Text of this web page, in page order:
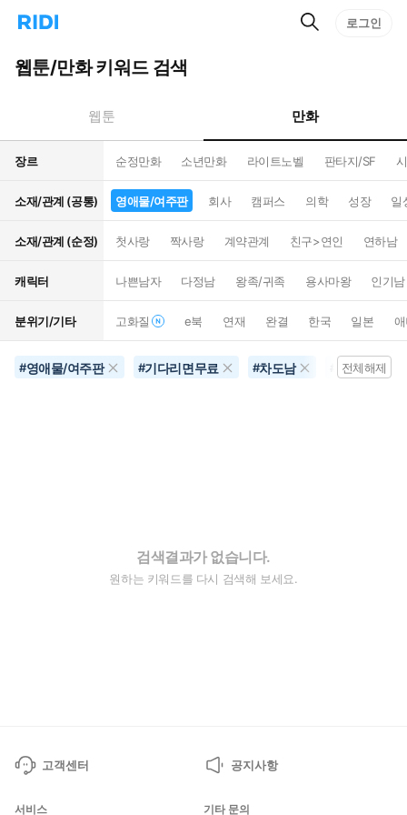
리
홈
으
턴
트
검
로그인
웹툰/만화 키워드 검색
웹툰 만화
장르 순정만화 소년만화 라이트노벨 판타지/SF
소재/관계 (공통) 영애물/여주판 회사 캠퍼스 의학 성장 일
소재/관계 (순정) 첫사랑 짝사랑 계약관계 친구>연인 연하남
캐릭터 나쁜남자 다정남 왕족/귀족 용사마왕 인기남
분위기/기타 고화질 e북 연재 완결 한국 일본
#영애물/여주판 #기다리면무료 #차도남 연상남
전체해제
검색결과가 없습니다.
원하는 키워드를 다시 검색해 보세요.
고객센터 공지사항
서비스 기타 문의